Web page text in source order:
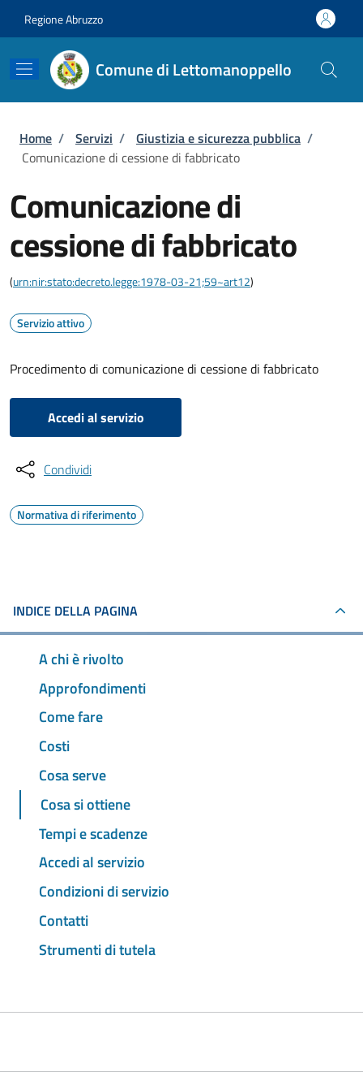
Regione Abruzzo
Comune di Lettomanoppello
Briciole di pane
Home / Servizi / Giustizia e sicurezza pubblica /
Comunicazione di cessione di fabbricato
Comunicazione di
cessione di fabbricato
(urn:nir:stato:decreto.legge:1978-03-21;59~art12)
Servizio attivo
Procedimento di comunicazione di cessione di fabbricato
Accedi al servizio
Condividi
Normativa di riferimento
INDICE DELLA PAGINA
A chi è rivolto
Approfondimenti
Come fare
Costi
Cosa serve
Cosa si ottiene
Tempi e scadenze
Accedi al servizio
Condizioni di servizio
Contatti
Strumenti di tutela